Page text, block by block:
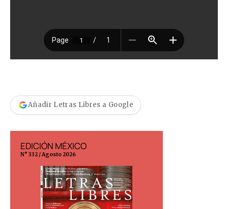
Añadir Letras Libres a Google
EDICIÓN MÉXICO
N° 332 / Agosto 2026